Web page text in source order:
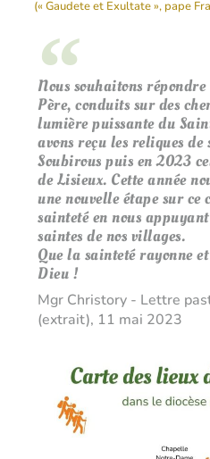
(« Gaudete et Exultate », pape
Nous souhaitons
Père, conduits sur des
lumière puissante du
avons reçu les reliques
Soubirous puis en 2023
de Lisieux. Cette année
une nouvelle étape sur ce
sainteté en nous
saintes de nos villages.
Que la sainteté rayonne
Dieu !
Mgr Christory - Lettre
(extrait), 11 mai 2023